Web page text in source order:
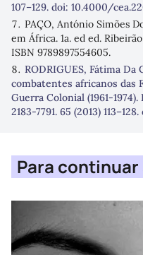
107–129. doi: 10.4000/
PAÇO, António Simões
em África. 1a. ed ed.
ISBN 9789897554605.
RODRIGUES, Fátima Da
combatentes africanos das
Guerra Colonial (1961-
2183-7791. 65 (2013)
Para continuar